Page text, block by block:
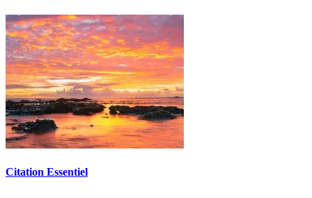
Citation Essentiel